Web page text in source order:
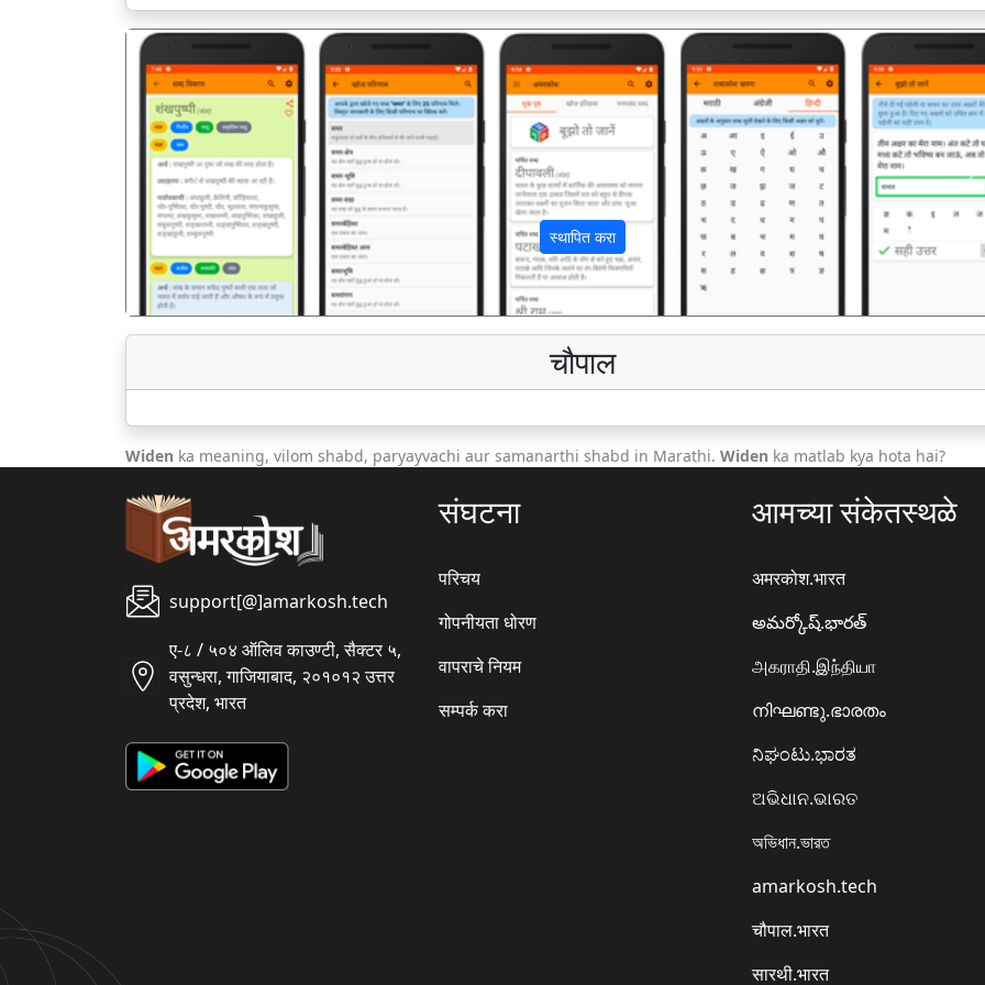
स्थापित करा
पिछला
चौपाल
Widen ka meaning, vilom shabd, paryayvachi aur samanarthi shabd in Marathi. Widen ka matlab kya hota hai?
support[@]amarkosh.tech
ए-८ / ५०४ ऑलिव काउण्टी, सैक्टर ५,
वसुन्धरा, गाजियाबाद, २०१०१२ उत्तर
प्रदेश, भारत
संघटना
परिचय
गोपनीयता धोरण
वापराचे नियम
सम्पर्क करा
आमच्या संकेतस्थळे
अमरकोश.भारत
అమర్కోష్.భారత్
அகராதி.இந்தியா
നിഘണ്ടു.ഭാരതം
ನಿಘಂಟು.ಭಾರತ
ଅଭିଧାନ.ଭାରତ
অভিধান.ভারত
amarkosh.tech
चौपाल.भारत
सारथी.भारत